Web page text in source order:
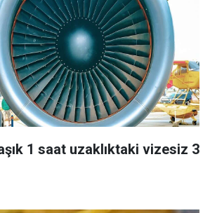
1 saat uzaklıktaki vizesiz 3